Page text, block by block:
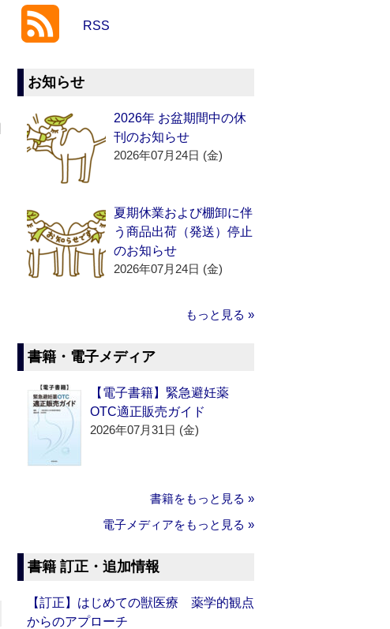
RSS
お知らせ
2026年 お盆期間中の休
刊のお知らせ
2026年07月24日 (金)
夏期休業および棚卸に伴
う商品出荷（発送）停止
のお知らせ
2026年07月24日 (金)
もっと見る »
書籍・電子メディア
【電子書籍】緊急避妊薬
OTC適正販売ガイド
2026年07月31日 (金)
書籍をもっと見る »
電子メディアをもっと見る »
書籍 訂正・追加情報
【訂正】はじめての獣医療 薬学的観点
からのアプローチ